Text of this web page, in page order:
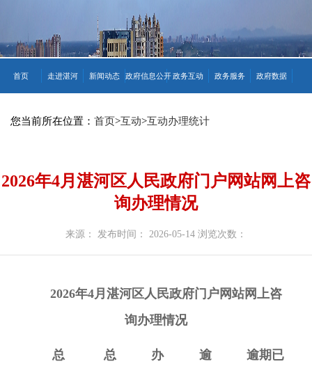
首页 走进湛河 新闻动态 政府信息公开政务互动 政务服务 政府数据
您当前所在位置： 首页>互动>互动办理统计
2026年4月湛河区人民政府门户网站网上咨
询办理情况
来源： 发布时间： 2026-05-14 浏览次数：
2026年4月 湛河区人民政府门户网站网上咨
询办理情况
总
总
办
逾
逾期已